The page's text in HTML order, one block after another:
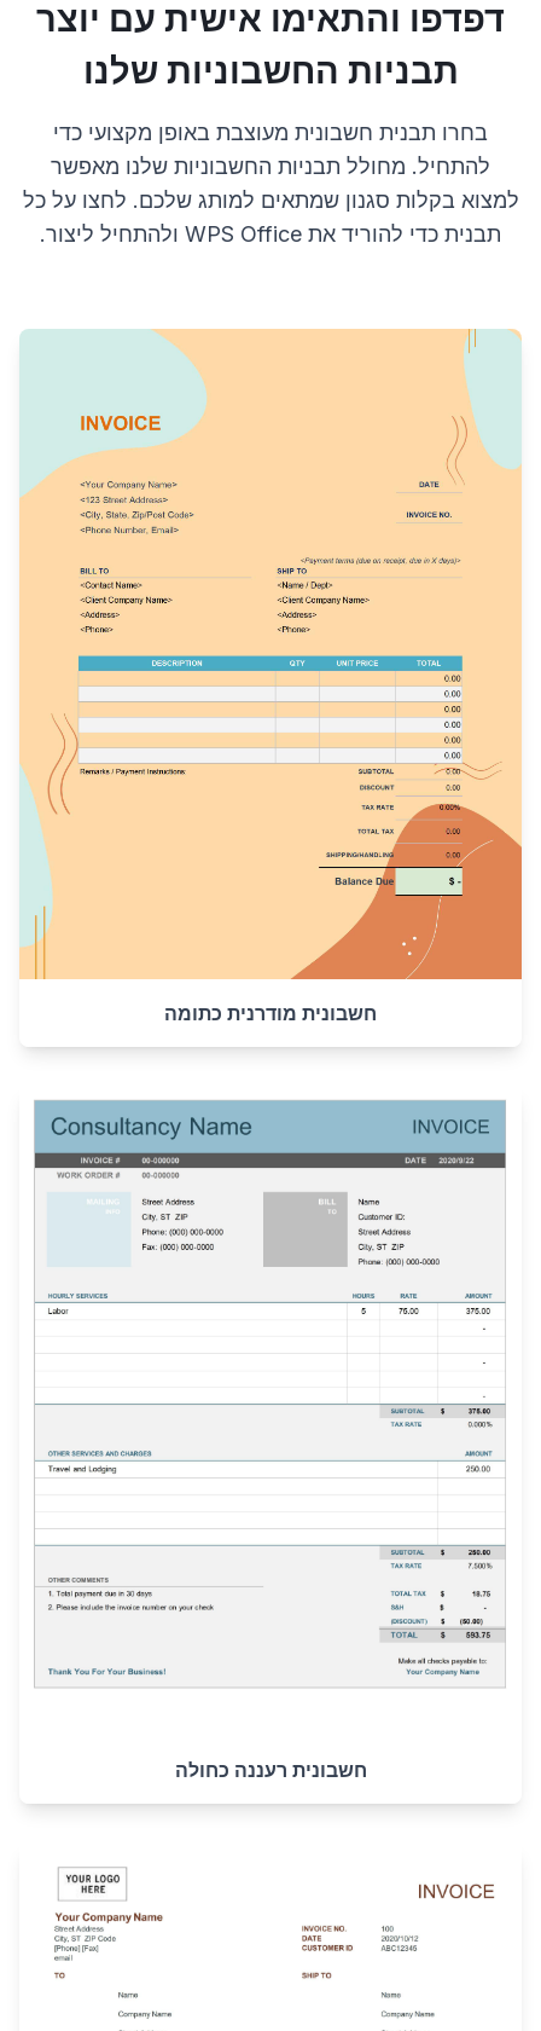
דפדפו והתאימו אישית עם יוצר
תבניות החשבוניות שלנו
בחרו תבנית חשבונית מעוצבת באופן מקצועי כדי
להתחיל. מחולל תבניות החשבוניות שלנו מאפשר
למצוא בקלות סגנון שמתאים למותג שלכם. לחצו על כל
תבנית כדי להוריד את WPS Office ולהתחיל ליצור.
חשבונית מודרנית כתומה
חשבונית רעננה כחולה